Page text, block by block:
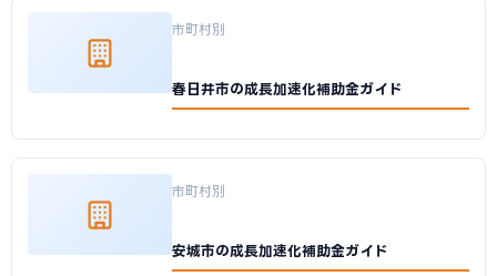
市町村別
春日井市の成長加速化補助金ガイド
市町村別
安城市の成長加速化補助金ガイド